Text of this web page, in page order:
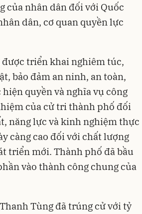
của nhân dân đối với Quốc
dân, cơ quan quyền lực
được triển khai nghiêm túc,
bảo đảm an ninh, an toàn,
quyền và nghĩa vụ công
của cử tri thành phố đối
năng lực và kinh nghiệm thực
càng cao đối với chất lượng
triển mới. Thành phố đã bầu
vào thành công chung của
Tùng đã trúng cử với tỷ